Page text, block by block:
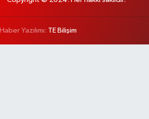
Haber Yazılımı: TE Bilişim